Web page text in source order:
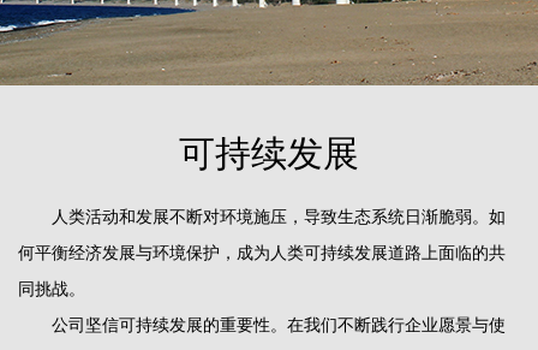
可持续发展
人类活动和发展不断对环境施压，导致生态系统日渐脆弱。如
何平衡经济发展与环境保护，成为人类可持续发展道路上面临的共
同挑战。
公司坚信可持续发展的重要性。在我们不断践行企业愿景与使